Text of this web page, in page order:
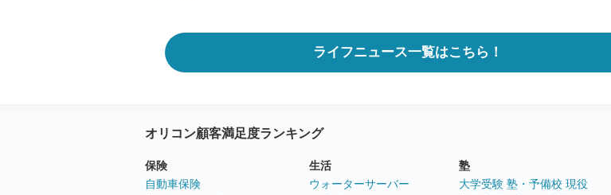
ライフニュース一覧はこちら！
オリコン顧客満足度ランキング
保険
自動車保険
生活
ウォーターサーバー
塾
大学受験 塾・予備校 現役